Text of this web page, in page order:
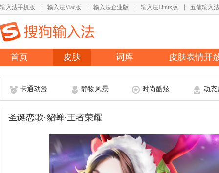
输入法手机版 输入法Mac版 输入法企业版 输入法Linux版 五笔输入法
首页 皮肤 词库 皮肤表情开
卡通动漫 静物风景 时尚酷炫 动态
圣诞恋歌·貂蝉·王者荣耀